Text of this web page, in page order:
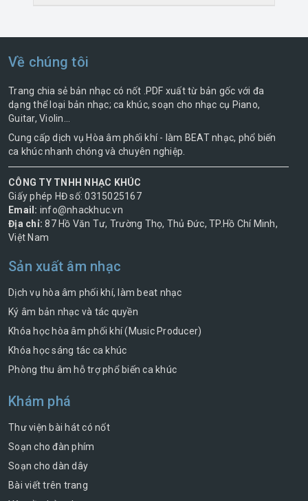
Về chúng tôi
Trang chia sẻ bản nhạc có nốt .PDF xuất từ bản gốc với đa
dạng thể loại bản nhạc; ca khúc, soạn cho nhạc cụ Piano,
Guitar, Violin...
Cung cấp dịch vụ Hòa âm phối khí - làm BEAT nhạc, phổ biến
ca khúc nhanh chóng và chuyên nghiệp.
CÔNG TY TNHH NHẠC KHÚC
Giấy phép HĐ số: 0315025167
Email: info@nhackhuc.vn
Địa chỉ: 87 Hồ Văn Tư, Trường Thọ, Thủ Đức, TP.Hồ Chí Minh,
Việt Nam
Sản xuất âm nhạc
Dịch vụ hòa âm phối khí, làm beat nhạc
Ký âm bản nhạc và tác quyền
Khóa học hòa âm phối khí (Music Producer)
Khóa học sáng tác ca khúc
Phòng thu âm hỗ trợ phổ biến ca khúc
Khám phá
Thư viện bài hát có nốt
Soạn cho đàn phím
Soạn cho dàn dây
Bài viết trên trang